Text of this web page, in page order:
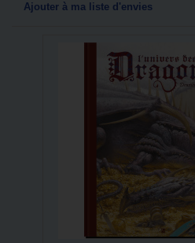
Ajouter à ma liste d'envies